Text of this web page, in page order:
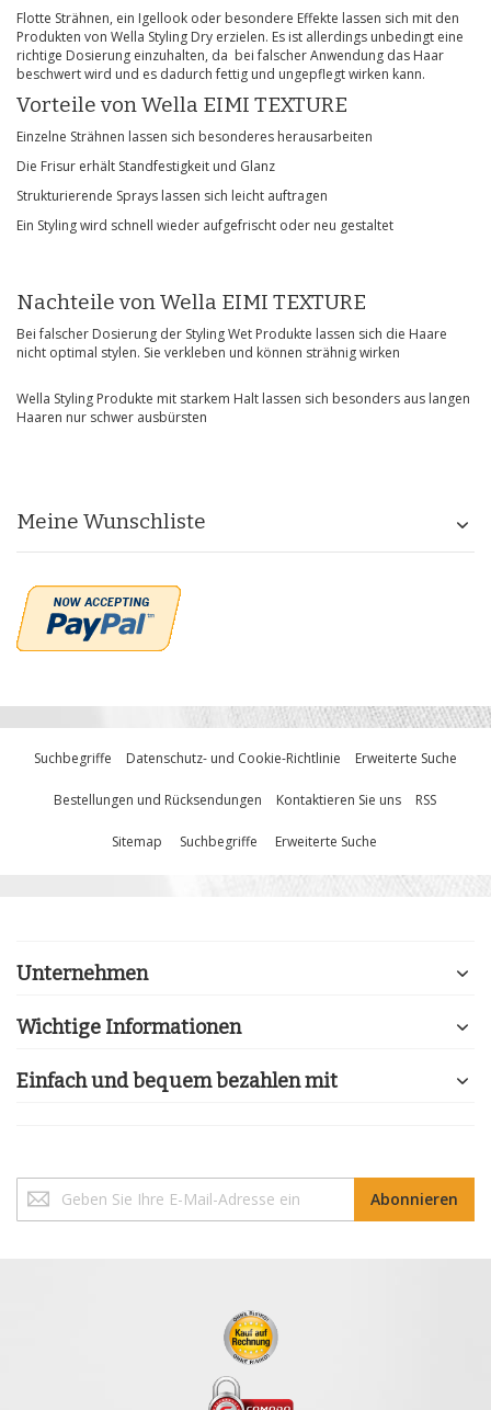
Flotte Strähnen, ein Igellook oder besondere Effekte lassen sich mit den
Produkten von Wella Styling Dry erzielen. Es ist allerdings unbedingt eine
richtige Dosierung einzuhalten, da bei falscher Anwendung das Haar
beschwert wird und es dadurch fettig und ungepflegt wirken kann.
Vorteile von Wella EIMI TEXTURE
Einzelne Strähnen lassen sich besonderes herausarbeiten
Die Frisur erhält Standfestigkeit und Glanz
Strukturierende Sprays lassen sich leicht auftragen
Ein Styling wird schnell wieder aufgefrischt oder neu gestaltet
Nachteile von Wella EIMI TEXTURE
Bei falscher Dosierung der Styling Wet Produkte lassen sich die Haare
nicht optimal stylen. Sie verkleben und können strähnig wirken
Wella Styling Produkte mit starkem Halt lassen sich besonders aus langen
Haaren nur schwer ausbürsten
Meine Wunschliste
Suchbegriffe Datenschutz- und Cookie-Richtlinie Erweiterte Suche
Bestellungen und Rücksendungen Kontaktieren Sie uns RSS
Sitemap Suchbegriffe Erweiterte Suche
Unternehmen
Wichtige Informationen
Einfach und bequem bezahlen mit
Sie
sich
Abonnieren